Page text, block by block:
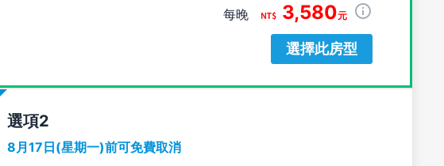
每晚 3,580元
選擇此房型
選項
8月17日(星期一)前可免費取消